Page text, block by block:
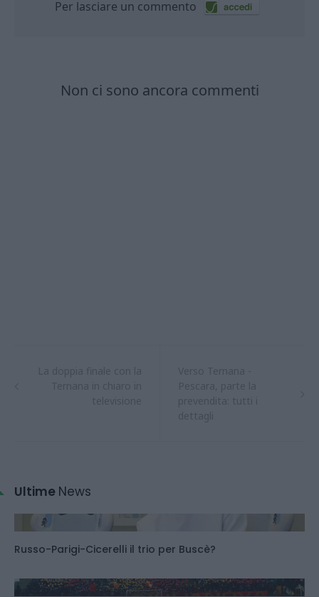
Ultime News
Russo-Parigi-Cicerelli il trio per Buscè?